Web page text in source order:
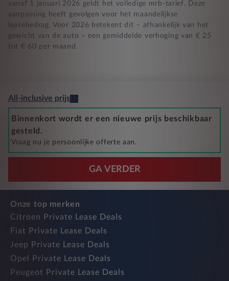
vanaf 1 januari 2026 geldt het volledige mrb-tarief. Deze
aanpassing heeft gevolgen voor het maandelijkse
leasebedrag. Voor 2026 betekent dit – afhankelijk van het
gewicht van de auto – een gemiddelde verhoging van € 25
tot € 60 per maand.
All-inclusive prijs
Binnenkort wordt er een nieuwe prijs beschikbaar
gesteld.
Vraag nu je persoonlijke offerte aan.
GA VERDER
Onze top merken
Citroen Private Lease Deals
Fiat Private Lease Deals
Jeep Private Lease Deals
Opel Private Lease Deals
Peugeot Private Lease Deals